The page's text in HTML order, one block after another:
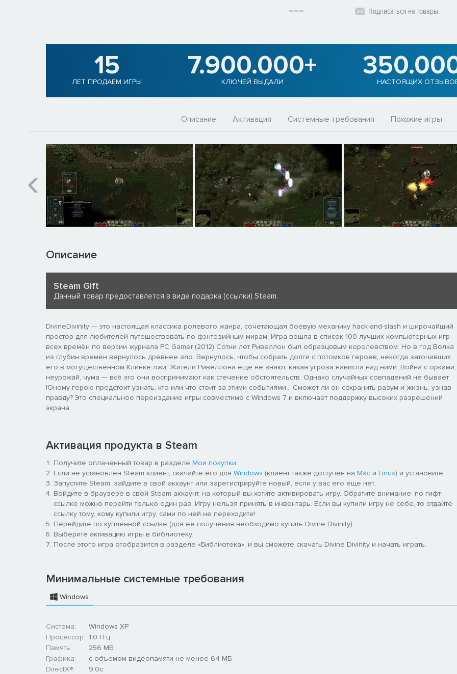
Подписаться на товары
15
ЛЕТ ПРОДАЕМ ИГРЫ
7.900.000+
КЛЮЧЕЙ ВЫДАЛИ НАСТОЯЩИХ
Описание Активация Системные требования Похожие игры
Описание
Steam Gift
Данный товар предоставлется в виде подарка (ссылки) Steam.
DivineDivinity — это настоящая классика ролевого жанра, сочетающая боевую механику hack-and-slash и широчайший
простор для любителей путешествовать по фэнтезийным мирам. Игра вошла в список 100 лучших компьютерных игр
всех времён по версии журнала PC Gamer (2012) Сотни лет Ривеллон был образцовым королевством. Но в год Волка
из глубин времён вернулось древнее зло. Вернулось, чтобы собрать долги с потомков героев, некогда заточивших
его в могущественном Клинке лжи. Жители Ривеллона ещё не знают, какая угроза нависла над ними. Война с орками,
неурожай, чума — всё это они воспринимают как стечение обстоятельств. Однако случайных совпадений не бывает.
Юному герою предстоит узнать, кто или что стоит за этими событиями… Сможет ли он сохранить разум и жизнь, узнав
правду? Это специальное переиздание игры совместимо с Windows 7 и включает поддержку высоких разрешений
экрана.
Активация продукта в Steam
Получите оплаченный товар в разделе Мои покупки.
Если не установлен Steam клиент, скачайте его для Windows (клиент также доступен на Mac и Linux) и установите.
Запустите Steam, зайдите в свой аккаунт или зарегистрируйте новый, если у вас его еще нет.
Войдите в браузере в свой Steam аккаунт, на который вы хотите активировать игру. Обратите внимание: по гифт-
ссылке можно перейти только один раз. Игру нельзя принять в инвентарь. Если вы купили игру не себе, то отдайте
ссылку тому, кому купили игру, сами по ней не переходите!
Перейдите по купленной ссылке (для её получения необходимо купить Divine Divinity)
Выберите активацию игры в библиотеку.
После этого игра отобразится в разделе «Библиотека», и вы сможете скачать Divine Divinity и начать играть.
Минимальные системные требования
Windows
Система:
Windows XP
Процессор: 1.0 ГГц
Память:
256 MБ
Графика:
с объемом видеопамяти не менее 64 МБ
DirectX®:
9.0c